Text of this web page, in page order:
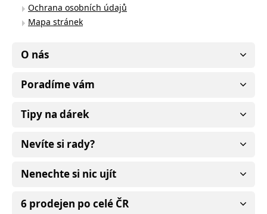
Ochrana osobních údajů
Mapa stránek
O nás
Poradíme vám
Tipy na dárek
Nevíte si rady?
Nenechte si nic ujít
6 prodejen po celé ČR